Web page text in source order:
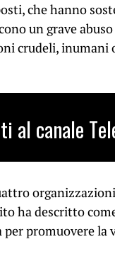
che hanno
un grave
crudeli, inumani
al canale
ha descritto
promuovere la